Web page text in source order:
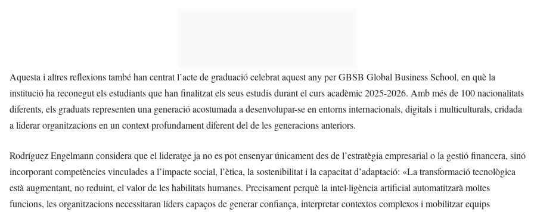
Aquesta i altres reflexions també han centrat l’acte de graduació celebrat aquest any per GBSB Global Business School, en què la
institució ha reconegut els estudiants que han finalitzat els seus estudis durant el curs acadèmic 2025-2026. Amb més de 100 nacionalitats
diferents, els graduats representen una generació acostumada a desenvolupar-se en entorns internacionals, digitals i multiculturals, cridada
a liderar organitzacions en un context profundament diferent del de les generacions anteriors.
Rodríguez Engelmann considera que el lideratge ja no es pot ensenyar únicament des de l’estratègia empresarial o la gestió financera, sinó
incorporant competències vinculades a l’impacte social, l’ètica, la sostenibilitat i la capacitat d’adaptació: «La transformació tecnològica
està augmentant, no reduint, el valor de les habilitats humanes. Precisament perquè la intel·ligència artificial automatitzarà moltes
funcions, les organitzacions necessitaran líders capaços de generar confiança, interpretar contextos complexos i mobilitzar equips